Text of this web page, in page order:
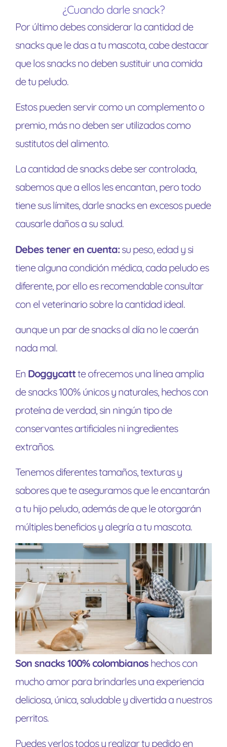
¿Cuando darle snack?
Por último debes considerar la cantidad de
snacks que le das a tu mascota, cabe destacar
que los snacks no deben sustituir una comida
de tu peludo.
Estos pueden servir como un complemento o
premio, más no deben ser utilizados como
sustitutos del alimento.
La cantidad de snacks debe ser controlada,
sabemos que a ellos les encantan, pero todo
tiene sus límites, darle snacks en excesos puede
causarle daños a su salud.
Debes tener en cuenta: su peso, edad y si
tiene alguna condición médica, cada peludo es
diferente, por ello es recomendable consultar
con el veterinario sobre la cantidad ideal.
aunque un par de snacks al día no le caerán
nada mal.
En Doggycattte ofrecemos una línea amplia
de snacks 100% únicos y naturales, hechos con
proteína de verdad, sin ningún tipo de
conservantes artificiales ni ingredientes
extraños.
Tenemos diferentes tamaños, texturas y
sabores que te aseguramos que le encantarán
a tu hijo peludo, además de que le otorgarán
múltiples beneficios y alegría a tu mascota.
Son snacks 100% colombianos hechos con
mucho amor para brindarles una experiencia
deliciosa, única, saludable y divertida a nuestros
perritos.
Puedes verlos todos y realizar tu pedido en